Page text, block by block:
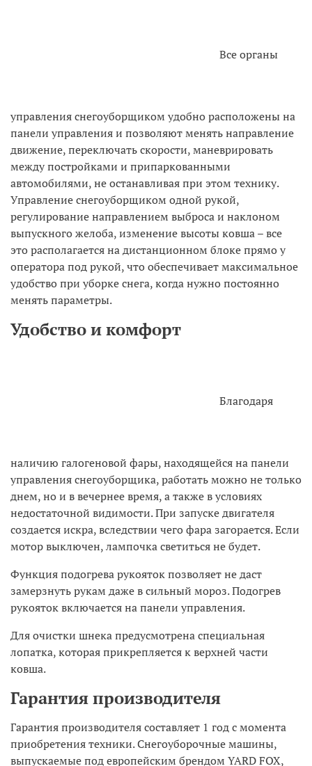
Все органы
управления снегоуборщиком удобно расположены на
панели управления и позволяют менять направление
движение, переключать скорости, маневрировать
между постройками и припаркованными
автомобилями, не останавливая при этом технику.
Управление снегоуборщиком одной рукой,
регулирование направлением выброса и наклоном
выпускного желоба, изменение высоты ковша – все
это располагается на дистанционном блоке прямо у
оператора под рукой, что обеспечивает максимальное
удобство при уборке снега, когда нужно постоянно
менять параметры.
Удобство и комфорт
Благодаря
наличию галогеновой фары, находящейся на панели
управления снегоуборщика, работать можно не только
днем, но и в вечернее время, а также в условиях
недостаточной видимости. При запуске двигателя
создается искра, вследствии чего фара загорается. Если
мотор выключен, лампочка светиться не будет.
Функция подогрева рукояток позволяет не даст
замерзнуть рукам даже в сильный мороз. Подогрев
рукояток включается на панели управления.
Для очистки шнека предусмотрена специальная
лопатка, которая прикрепляется к верхней части
ковша.
Гарантия производителя
Гарантия производителя составляет 1 год с момента
приобретения техники. Снегоуборочные машины,
выпускаемые под европейским брендом YARD FOX,